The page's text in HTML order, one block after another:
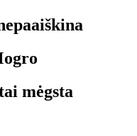
mėgsta